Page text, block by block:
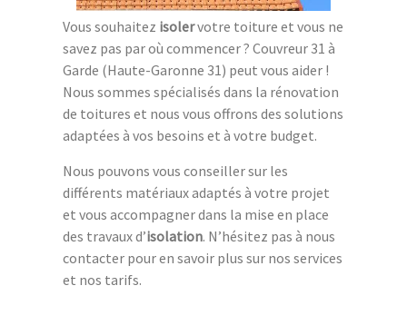
Vous souhaitez isolervotre toiture et vous ne
savez pas par où commencer ? Couvreur 31 à
Garde (Haute-Garonne 31) peut vous aider !
Nous sommes spécialisés dans la rénovation
de toitures et nous vous offrons des solutions
adaptées à vos besoins et à votre budget.
Nous pouvons vous conseiller sur les
différents matériaux adaptés à votre projet
et vous accompagner dans la mise en place
des travaux d’isolation. N’hésitez pas à nous
contacter pour en savoir plus sur nos services
et nos tarifs.